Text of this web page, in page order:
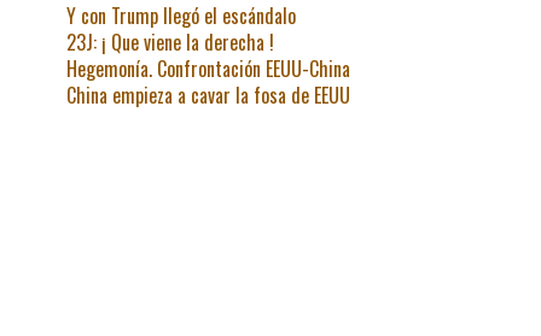
Y con Trump llegó el escándalo
23J: ¡ Que viene la derecha !
Hegemonía. Confrontación EEUU-China
China empieza a cavar la fosa de EEUU